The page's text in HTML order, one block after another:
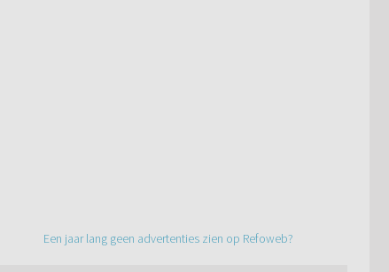
Een jaar lang geen advertenties zien op Refoweb?